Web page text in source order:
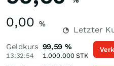
0,00 %
Letzter
Geldkurs
13:32:54
99,59 %
1.000.000STK